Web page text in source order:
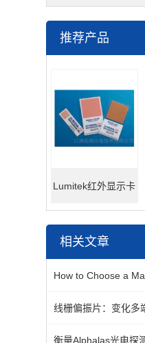
推荐产品
Lumitek红外显示卡
相关文章
How to Choose a
线栅偏振片：变化多